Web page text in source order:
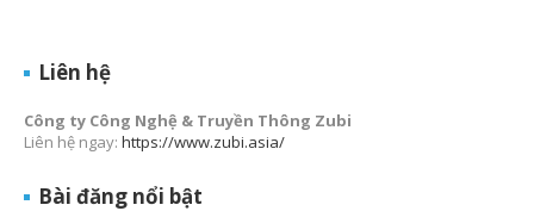
Liên hệ
Công ty Công Nghệ & Truyền Thông Zubi
Liên hệ ngay: https://www.zubi.asia/
Bài đăng nổi bật